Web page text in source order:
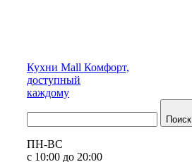
Кухни Mall Комфорт,
доступный
каждому
Поиск
ПН-ВС
с 10:00 до 20:00